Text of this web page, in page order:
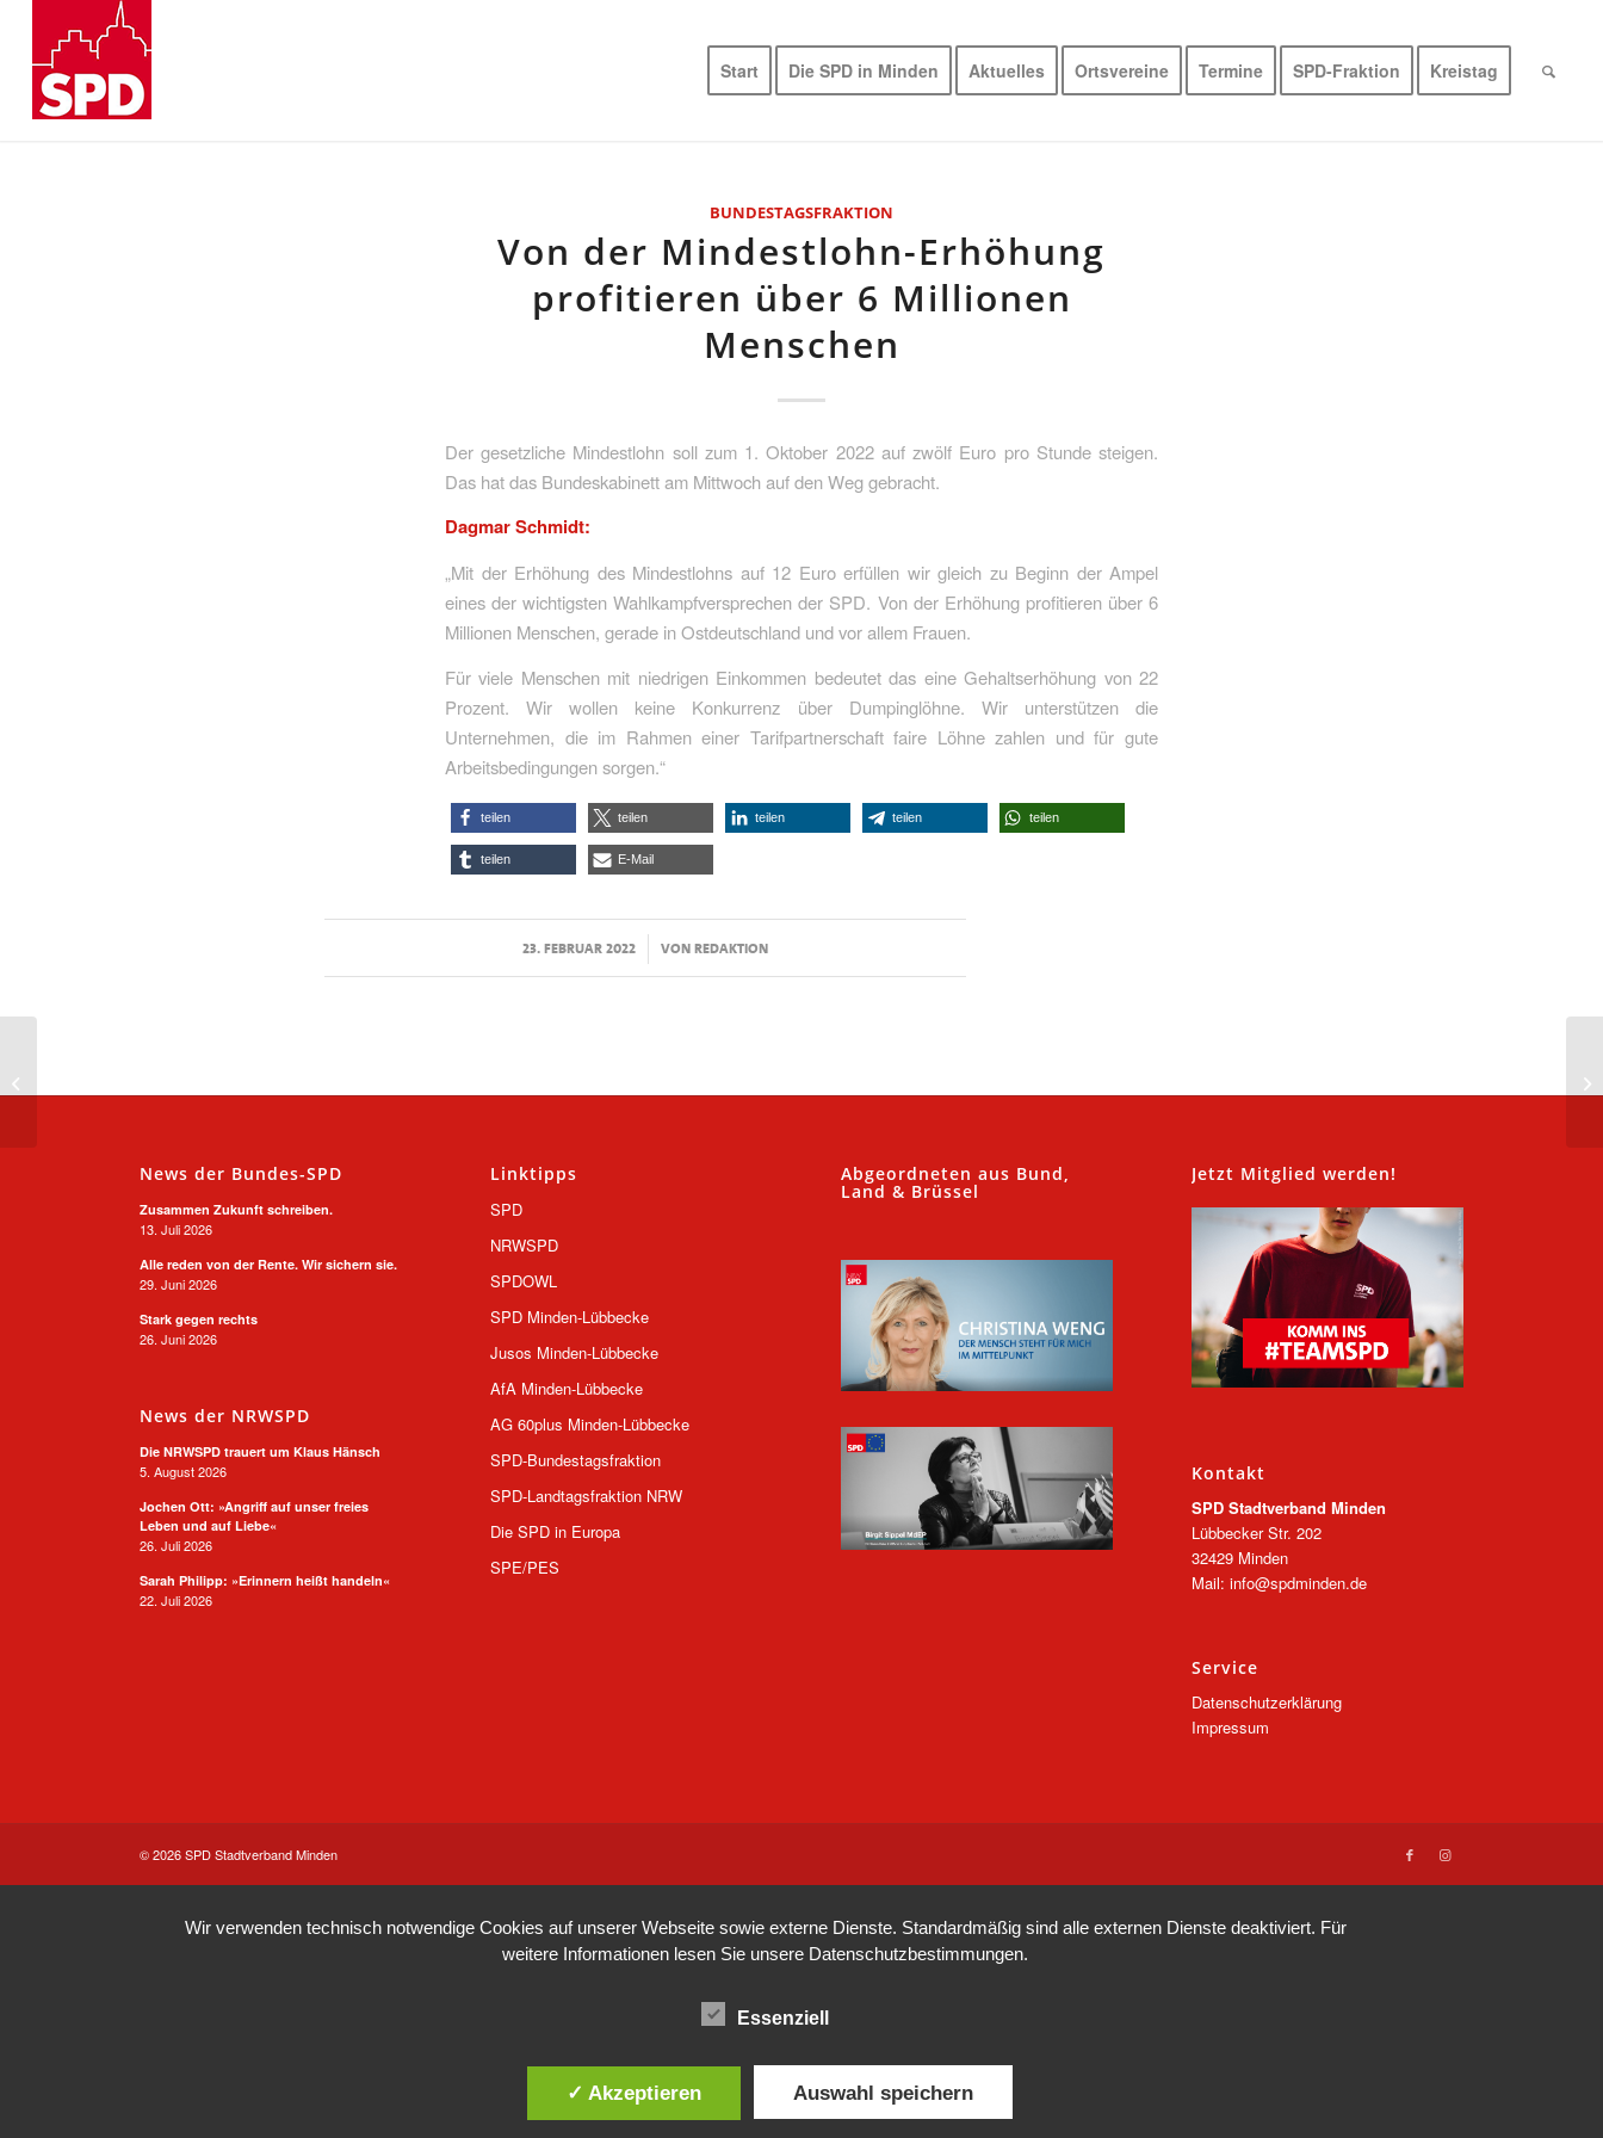
Start Die SPD in Minden Aktuelles Ortsvereine Termine SPD-Fraktion Kreistag
BUNDESTAGSFRAKTION
Von der Mindestlohn-Erhöhung
profitieren über 6 Millionen
Menschen
Der gesetzliche Mindestlohn soll zum 1. Oktober 2022 auf zwölf Euro pro Stunde steigen.
Das hat das Bundeskabinett am Mittwoch auf den Weg gebracht.
Dagmar Schmidt:
„Mit der Erhöhung des Mindestlohns auf 12 Euro erfüllen wir gleich zu Beginn der Ampel
eines der wichtigsten Wahlkampfversprechen der SPD. Von der Erhöhung profitieren über 6
Millionen Menschen, gerade in Ostdeutschland und vor allem Frauen.
Für viele Menschen mit niedrigen Einkommen bedeutet das eine Gehaltserhöhung von 22
Prozent. Wir wollen keine Konkurrenz über Dumpinglöhne. Wir unterstützen die
Unternehmen, die im Rahmen einer Tarifpartnerschaft faire Löhne zahlen und für gute
Arbeitsbedingungen sorgen.“
teilen teilen teilen teilen teilen
teilen E-Mail
23. FEBRUAR 2022
/ VONREDAKTION
News der Bundes-SPD
Zusammen Zukunft schreiben.
13. Juli 2026
Alle reden von der Rente. Wir sichern sie.
29. Juni 2026
Stark gegen rechts
26. Juni 2026
News der NRWSPD
Die NRWSPD trauert um Klaus Hänsch
5. August 2026
Jochen Ott: »Angriff auf unser freies
Leben und auf Liebe«
26. Juli 2026
Sarah Philipp: »Erinnern heißt handeln«
22. Juli 2026
Linktipps
SPD
NRWSPD
SPDOWL
SPD Minden-Lübbecke
Jusos Minden-Lübbecke
AfA Minden-Lübbecke
AG 60plus Minden-Lübbecke
SPD-Bundestagsfraktion
SPD-Landtagsfraktion NRW
Die SPD in Europa
SPE/PES
Abgeordneten aus Bund,
Land & Brüssel
Jetzt Mitglied werden!
Kontakt
SPD Stadtverband Minden
Lübbecker Str. 202
32429 Minden
Mail: info@spdminden.de
Service
Datenschutzerklärung
Impressum
© 2026 SPD Stadtverband Minden
„Haftung muss mehr
Wir verwenden technisch notwendige Cookies auf unserer Webseite sowie externe Dienste. Standardmäßig sind alle externen Dienste deaktiviert. Für
weitere Informationen lesen Sie unsere Datenschutzbestimmungen.
Essenziell
✓ Akzeptieren Auswahl speichern